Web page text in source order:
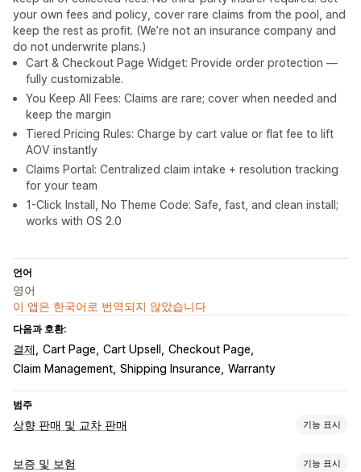
your own fees and policy, cover rare claims from the pool, and
keep the rest as profit. (We’re not an insurance company and
do not underwrite plans.)
Cart & Checkout Page Widget: Provide order protection —
fully customizable.
You Keep All Fees: Claims are rare; cover when needed and
keep the margin
Tiered Pricing Rules: Charge by cart value or flat fee to lift
AOV instantly
Claims Portal: Centralized claim intake + resolution tracking
for your team
1-Click Install, No Theme Code: Safe, fast, and clean install;
works with OS 2.0
언어
영어
이 앱은 한국어로 번역되지 않았습니다
다음과 호환:
결제 Cart Page Cart Upsell
Checkout Page
Claim Management Shipping Insurance Warranty
범주
상향 판매 및 교차 판매 기능 표시
맞춤 설정
보증 및 보험 기능 표시